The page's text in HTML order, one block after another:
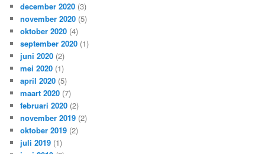
december 2020 (3)
november 2020 (5)
oktober 2020 (4)
september 2020 (1)
juni 2020 (2)
mei 2020 (1)
april 2020 (5)
maart 2020 (7)
februari 2020 (2)
november 2019 (2)
oktober 2019 (2)
juli 2019 (1)